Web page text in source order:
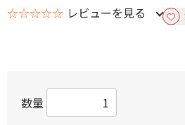
☆☆☆☆☆ レビューを見る
数量